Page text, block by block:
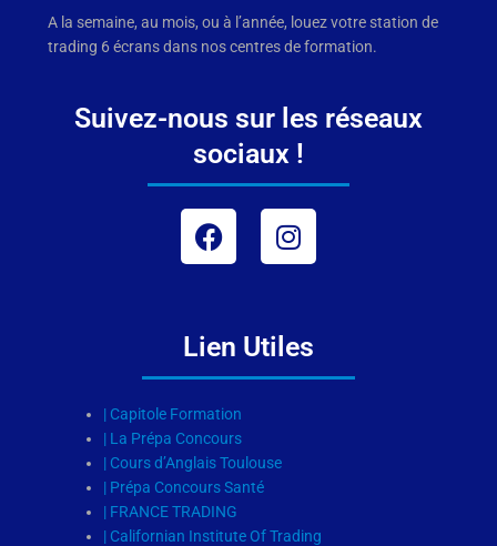
A la semaine, au mois, ou à l’année, louez votre station de
trading 6 écrans dans nos centres de formation.
Suivez-nous sur les réseaux
sociaux !
FacebookInstagram
Lien Utiles
| Capitole Formation
| La Prépa Concours
| Cours d’Anglais Toulouse
| Prépa Concours Santé
| FRANCE TRADING
| Californian Institute Of Trading